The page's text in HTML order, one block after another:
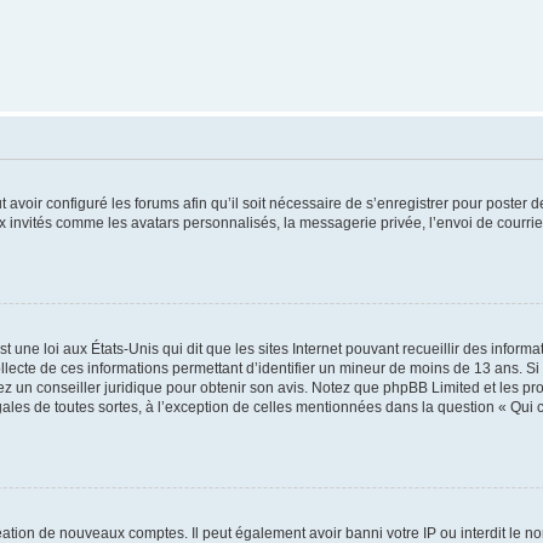
configuré les forums afin qu’il soit nécessaire de s’enregistrer pour poster
comme les avatars personnalisés, la messagerie privée, l’envoi de
une loi aux États-Unis qui dit que les sites Internet pouvant recueillir des
de ces informations permettant d’identifier un mineur de moins de 13 ans.
un conseiller juridique pour obtenir son avis. Notez que phpBB Limited et les
de toutes sortes, à l’exception de celles mentionnées dans la question «
de nouveaux comptes. Il peut également avoir banni votre IP ou interdit le